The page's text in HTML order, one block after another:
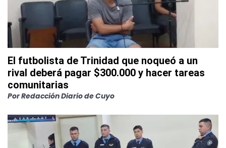
El futbolista de Trinidad que noqueó a un
rival deberá pagar $300.000 y hacer tareas
comunitarias
PorRedacción Diario de Cuyo